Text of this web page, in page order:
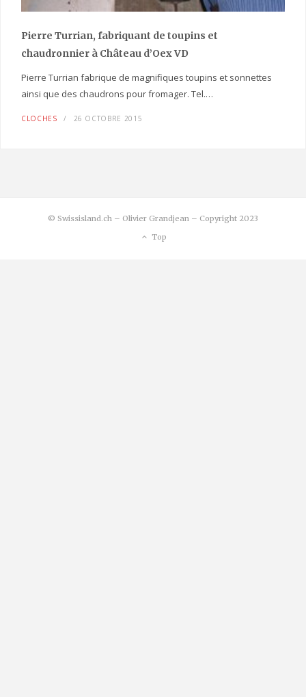
Pierre Turrian, fabriquant de toupins et
chaudronnier à Château d’Oex VD
Pierre Turrian fabrique de magnifiques toupins et sonnettes
ainsi que des chaudrons pour fromager. Tel.…
CLOCHES 26 OCTOBRE 2015
© Swissisland.ch – Olivier Grandjean – Copyright 2023
Top